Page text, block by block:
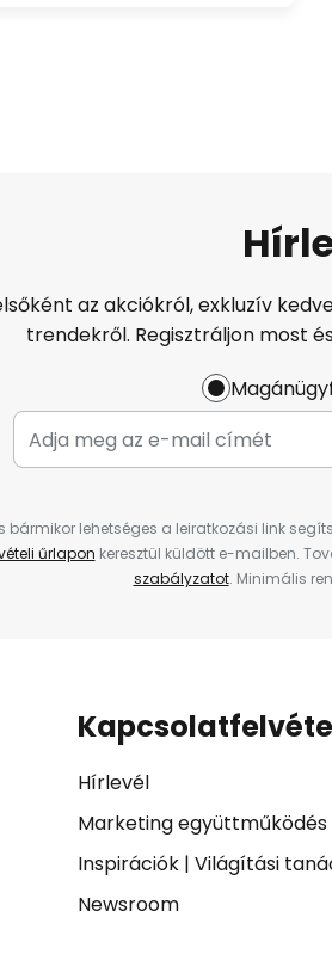
az akciókról, exkluzív
trendekről. Regisztráljon most
bármikor lehetséges a leiratkozási link
űrlapon keresztül küldött e-mailben.
szabályzatot. Minimális
Hírlevél
Marketing együttműködés
Inspirációk| Világítási
Newsroom